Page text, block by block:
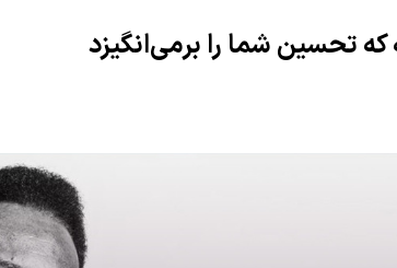
که تحسین شما را برمی‌انگیزد